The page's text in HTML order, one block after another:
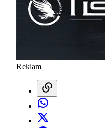
Reklam